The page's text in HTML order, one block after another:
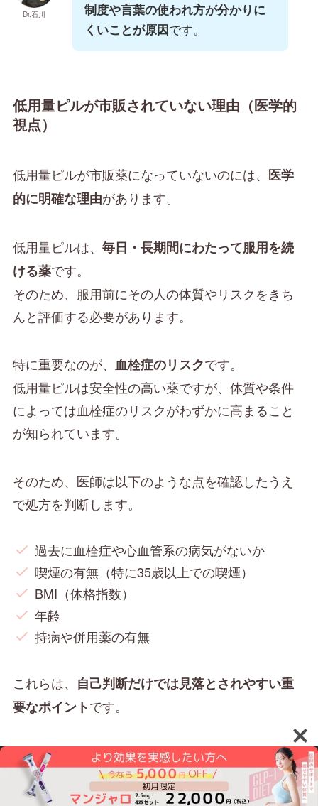
Dr.石川
制度や言葉の使われ方が分かりに
くいことが原因です。
低用量ピルが市販されていない理由（医学的
視点）
低用量ピルが市販薬になっていないのには、 医学
的に明確な理由があります。
低用量ピルは、 毎日・長期間にわたって服用を続
ける薬です。
そのため、服用前にその人の体質やリスクをきち
んと評価する必要があります。
特に重要なのが、 血栓症のリスクです。
低用量ピルは安全性の高い薬ですが、体質や条件
によっては血栓症のリスクがわずかに高まること
が知られています。
そのため、医師は以下のような点を確認したうえ
で処方を判断します。
過去に血栓症や心血管系の病気がないか
喫煙の有無（特に35歳以上での喫煙）
BMI（体格指数）
年齢
持病や併用薬の有無
これらは、 自己判断だけでは見落とされやすい重
要なポイントです。
また、低用量ピルは避妊だけでなく、
月経痛の改善、月経不順の調整、PMSの軽減な
ど、